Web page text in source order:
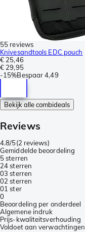
55 reviews
Knivesandtools EDC pouch
€ 25,46
€ 29,95
-15%Bespaar 4,49
Bekijk alle combideals
Reviews
4.8/5(2 reviews)
Gemiddelde beoordeling
5 sterren
24 sterren
03 sterren
02 sterren
01 ster
0
Beoordeling per onderdeel
Algemene indruk
Prijs-kwaliteitsverhouding
Voldoet aan verwachtingen